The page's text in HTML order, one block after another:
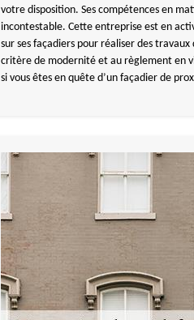
votre disposition. Ses compétences en
incontestable. Cette entreprise est en
sur ses façadiers pour réaliser des
critère de modernité et au règlement en
si vous êtes en quête d’un façadier de